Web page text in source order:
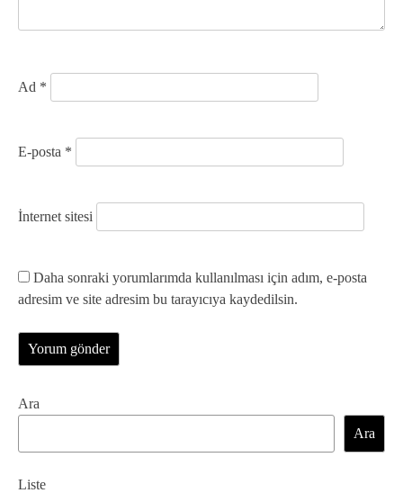
i
Ad *
E-posta *
İnternet sitesi
Daha sonraki yorumlarımda kullanılması için adım, e-posta
adresim ve site adresim bu tarayıcıya kaydedilsin.
Ara
Ara
Liste